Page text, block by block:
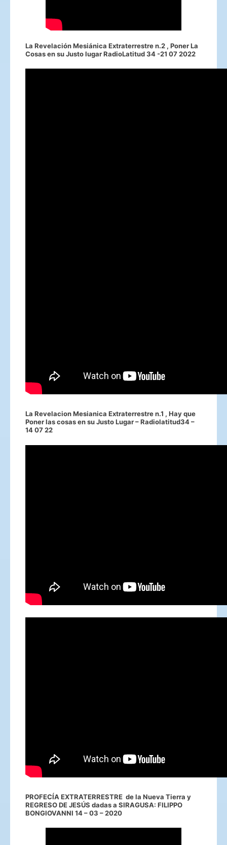
La Revelación Mesiánica Extraterrestre n.2 , Poner La
Cosas en su Justo lugar RadioLatitud 34 -21 07 2022
La Revelacion Mesianica Extraterrestre n.1 , Hay que
Poner las cosas en su Justo Lugar – Radiolatitud34 –
14 07 22
PROFECÍA EXTRATERRESTRE de la Nueva Tierra y
REGRESO DE JESÚS dadas a SIRAGUSA: FILIPPO
BONGIOVANNI 14 – 03 – 2020